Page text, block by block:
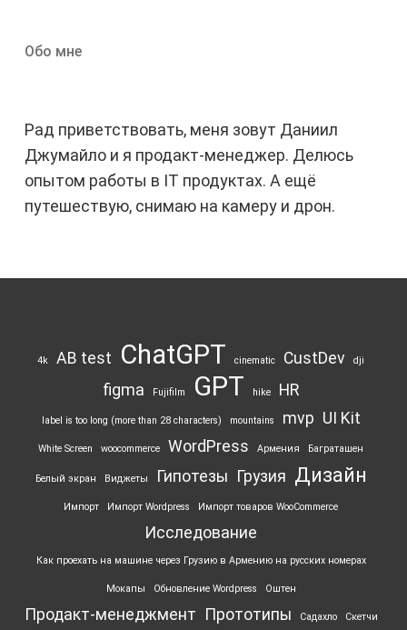
Обо мне
Рад приветствовать, меня зовут Даниил
Джумайло и я продакт-менеджер. Делюсь
опытом работы в IT продуктах. А ещё
путешествую, снимаю на камеру и дрон.
4k AB test ChatGPT cinematic CustDev dji
figma Fujifilm GPT hike HR
label is too long (more than 28 characters) mountains mvp UI Kit
White Screen woocommerce WordPress Армения Баграташен
Белый экран Виджеты Гипотезы Грузия Дизайн
Импорт Импорт Wordpress Импорт товаров WooCommerce
Исследование
Как проехать на машине через Грузию в Армению на русских номерах
Мокапы Обновление Wordpress Оштен
Продакт-менеджмент Прототипы Садахло Скетчи